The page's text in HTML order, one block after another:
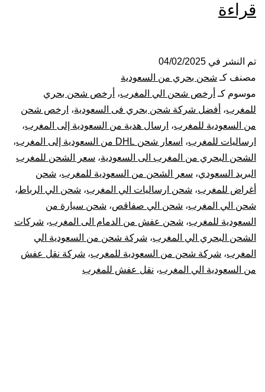
قراءة
من
السعودية
الي
المغرب
|
نقل
عفش
من
تم النشر في 04/02/2025
مصنف كـ شحن بحري من السعودية
موسوم كـ أرخص شحن الي المغرب، أرخص شحن بحري
للمغرب، أفضل شركة شحن بحري فى السعودية، ارخص شحن
من السعودية للمغرب، ارسال هدية من السعودية إلى المغرب،
ارساليات للمغرب، اسعار شحن DHL من السعودية إلى المغرب
،
الشحن البحري من المغرب الى السعودية، سعر الشحن للمغرب
البريد السعودي، سعر الشحن من السعودية للمغرب، شحن
أغراض للمغرب، شحن ارساليات الي المغرب، شحن الي الرباط،
شحن الي المغرب، شحن الي صفاقص، شحن سيارة من
السعودية للمغرب، شحن عفش من الدمام الى المغرب، شركات
الشحن البحري الي المغرب، شركة شحن من السعودية الي
المغرب، شركة شحن من السعودية للمغرب، شركة نقل عفش
من السعودية الي المغرب، نقل عفش للمغرب